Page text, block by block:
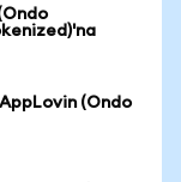
(Ondo